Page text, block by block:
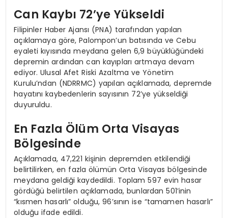
Can Kaybı 72’ye Yükseldi
Filipinler Haber Ajansı (PNA) tarafından yapılan
açıklamaya göre, Palompon’un batısında ve Cebu
eyaleti kıyısında meydana gelen 6,9 büyüklüğündeki
depremin ardından can kayıpları artmaya devam
ediyor. Ulusal Afet Riski Azaltma ve Yönetim
Kurulu’ndan (NDRRMC) yapılan açıklamada, depremde
hayatını kaybedenlerin sayısının 72’ye yükseldiği
duyuruldu.
En Fazla Ölüm Orta Visayas
Bölgesinde
Açıklamada, 47,221 kişinin depremden etkilendiği
belirtilirken, en fazla ölümün Orta Visayas bölgesinde
meydana geldiği kaydedildi. Toplam 597 evin hasar
gördüğü belirtilen açıklamada, bunlardan 501’inin
“kısmen hasarlı” olduğu, 96’sının ise “tamamen hasarlı”
olduğu ifade edildi.